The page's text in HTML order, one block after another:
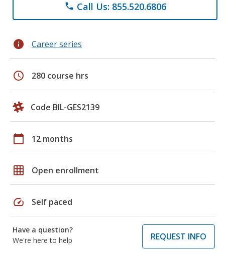
phone Call Us: 855.520.6806
info Career series
schedule 280 course hrs
Code BIL-GES2139
calendar_today 12 months
grid_on Open enrollment
speed Self paced
Have a question?
We're here to help
REQUEST INFO